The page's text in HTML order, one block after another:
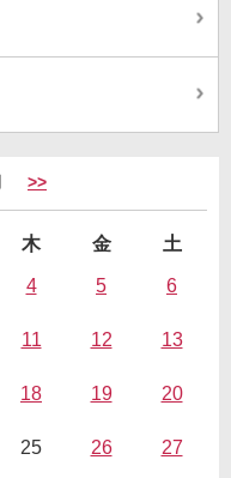
>>
木 金
土
4 5 6
11 12 13
18 19 20
25 26 27